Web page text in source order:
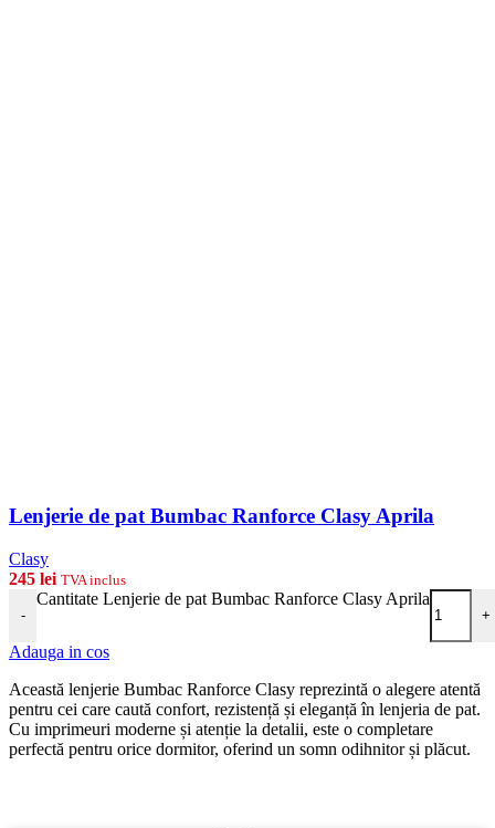
Lenjerie de pat Bumbac Ranforce Clasy Aprila
Clasy
245 lei TVA inclus
-
Cantitate Lenjerie de pat Bumbac Ranforce Clasy Aprila
+
Adauga in cos
Această lenjerie Bumbac Ranforce Clasy reprezintă o alegere atentă
pentru cei care caută confort, rezistență și eleganță în lenjeria de pat.
Cu imprimeuri moderne și atenție la detalii, este o completare
perfectă pentru orice dormitor, oferind un somn odihnitor și plăcut.